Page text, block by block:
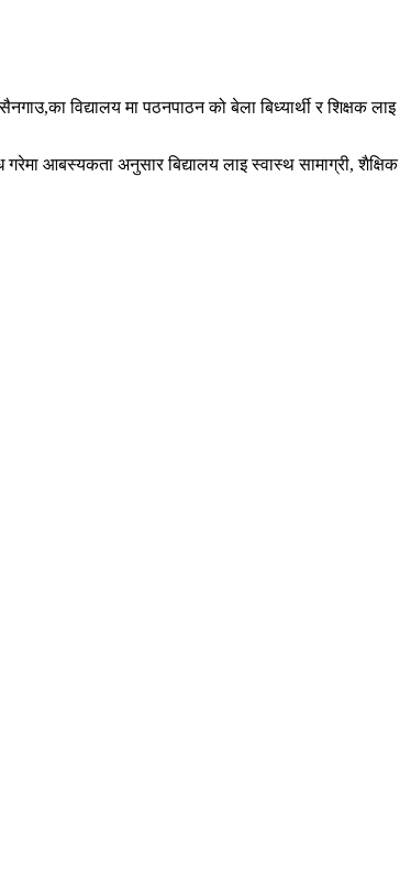
विद्यालय मा पठनपाठन को बेला बिध्यार्थी र शिक्षक लाइ
आबस्यकता अनुसार बिद्यालय लाइ स्वास्थ सामाग्री, शैक्षिक